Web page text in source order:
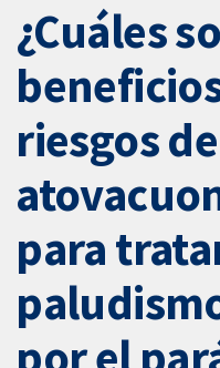
¿Cuáles
riesgos
para